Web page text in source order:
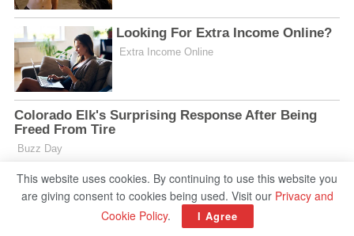
This website uses cookies. By continuing to use this website you
are giving consent to cookies being used. Visit our Privacy and
Cookie Policy. I Agree